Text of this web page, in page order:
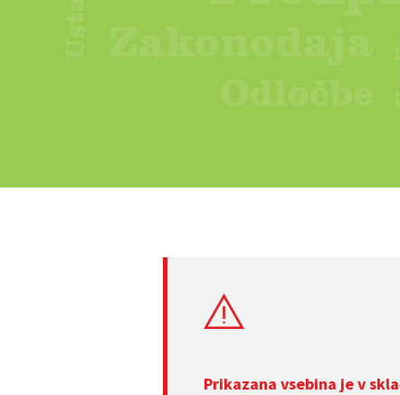
Prikazana vsebina je v